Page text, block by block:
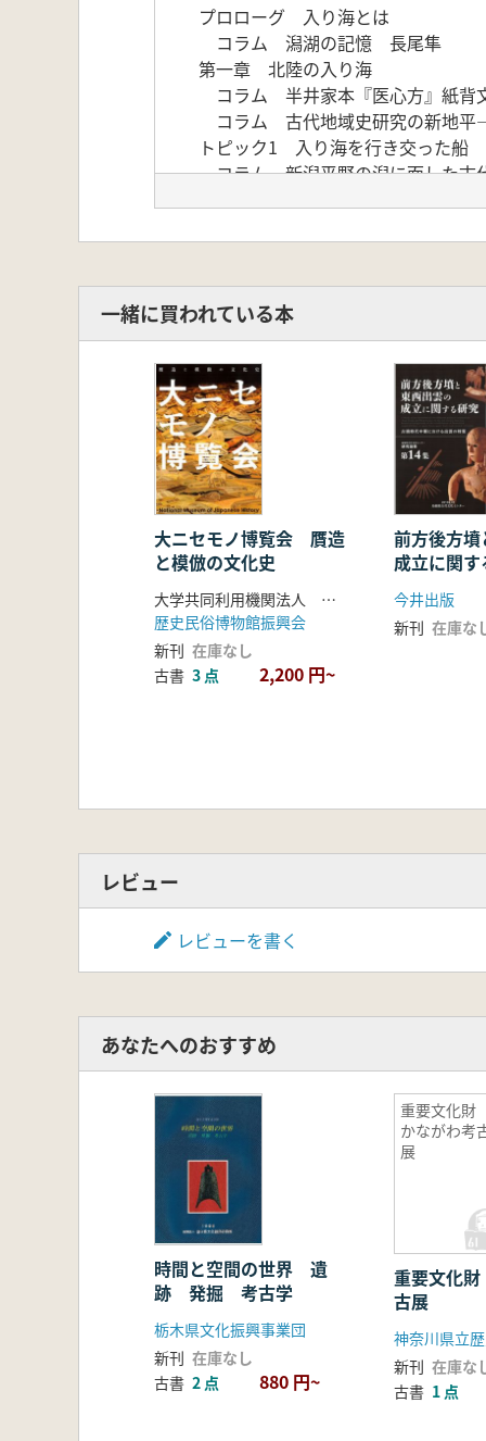
プロローグ 入り海とは
コラム 潟湖の記憶 長尾隼
第一章 北陸の入り海
コラム 半井家本『医心方』紙
コラム 古代地域史研究の新地平
トピック1 入り海を行き交った船
コラム 新潟平野の潟に面した古
コラム 松江城下の形成 中川寧
コラム 中世旅日記にみる出雲の
トピック2 よみがえる「古益田湖」
コラム 近世の宍道湖・中海をめ
第四章 入り海に生きる
エピローグ 入り海を生かす―宍道
一緒に買われている本
大ニセモノ博覧会 贋造
と模倣の文化史
大学共同利用機関法人 人間文化研究機構 国立歴史民俗博物館 編
歴史民俗博物館振興会
新刊 在庫なし
古書 3 点 2,200 円~
前方後方
成立に関
時代中期
特質
今井出版
新刊 在庫な
レビュー
レビューを書く
あなたへのおすすめ
時間と空間の世界 遺
跡 発掘 考古学
栃木県文化振興事業団
新刊 在庫なし
古書 2 点 880 円~
重要文化
かながわ考
展
重要文化
古展
神奈川県立
新刊 在庫な
古書 1 点